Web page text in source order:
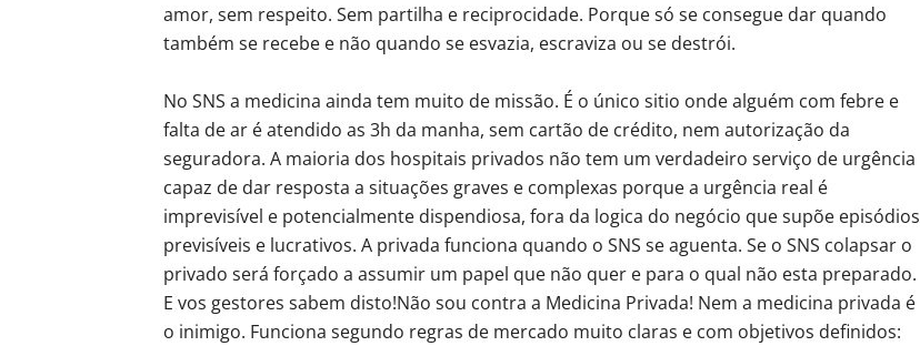
amor, sem respeito. Sem partilha e reciprocidade. Porque só se consegue dar quando
também se recebe e não quando se esvazia, escraviza ou se destrói.
No SNS a medicina ainda tem muito de missão. É o único sitio onde alguém com febre e
falta de ar é atendido as 3h da manha, sem cartão de crédito, nem autorização da
seguradora. A maioria dos hospitais privados não tem um verdadeiro serviço de urgência
capaz de dar resposta a situações graves e complexas porque a urgência real é
imprevisível e potencialmente dispendiosa, fora da logica do negócio que supõe episódios
previsíveis e lucrativos. A privada funciona quando o SNS se aguenta. Se o SNS colapsar o
privado será forçado a assumir um papel que não quer e para o qual não esta preparado.
E vos gestores sabem disto!Não sou contra a Medicina Privada! Nem a medicina privada é
o inimigo. Funciona segundo regras de mercado muito claras e com objetivos definidos: